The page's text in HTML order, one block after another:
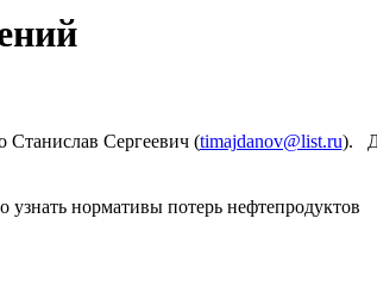
Сергеевич (timajdanov@list.ru).
нормативы потерь нефтепродуктов